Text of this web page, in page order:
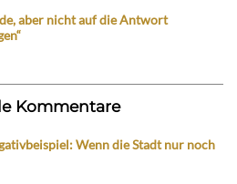
aber nicht auf die Antwort
Kommentare
Wenn die Stadt nur noch